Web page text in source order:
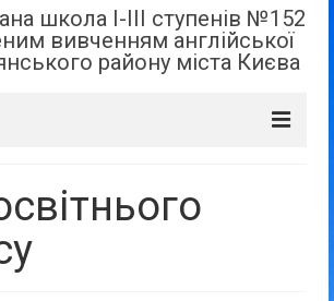
школа І-ІІІ ступенів №152
вивченням англійської
району міста Києва